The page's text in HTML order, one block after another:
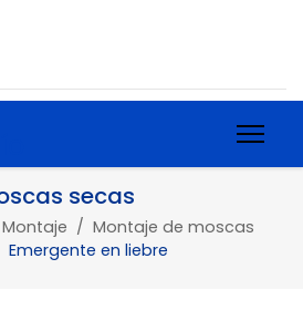
secas
Montaje
Montaje de moscas
Emergente en liebre